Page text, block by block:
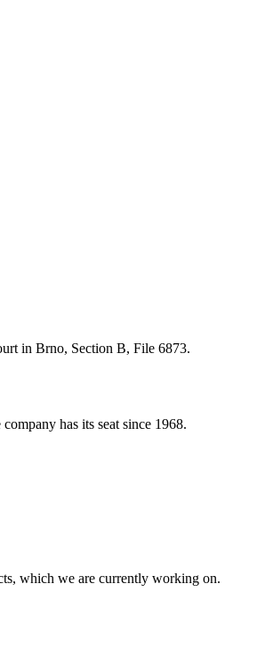
in Brno, Section B, File 6873.
has its seat since 1968.
which we are currently working on.